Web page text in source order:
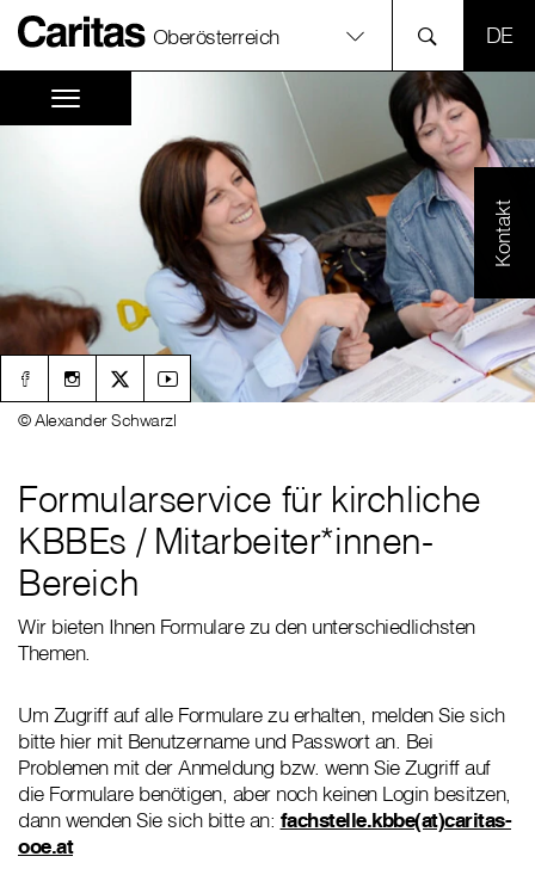
Oberösterreich
Kontakt
Formularservice für kirchliche
KBBEs / Mitarbeiter*innen-
Bereich
© Alexander Schwarzl
Wir bieten Ihnen Formulare zu den unterschiedlichsten
Themen.
Um Zugriff auf alle Formulare zu erhalten, melden Sie sich
bitte hier mit Benutzername und Passwort an. Bei
Problemen mit der Anmeldung bzw. wenn Sie Zugriff auf
die Formulare benötigen, aber noch keinen Login besitzen,
dann wenden Sie sich bitte an: fachstelle.kbbe(at)caritas-
ooe.at